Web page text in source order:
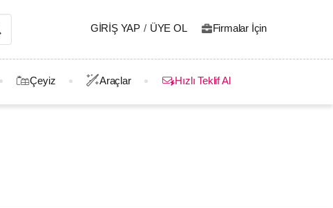
GIRIŞ YAP / ÜYE OL Firmalar İçin
Çeyiz Araçlar Hızlı Teklif Al